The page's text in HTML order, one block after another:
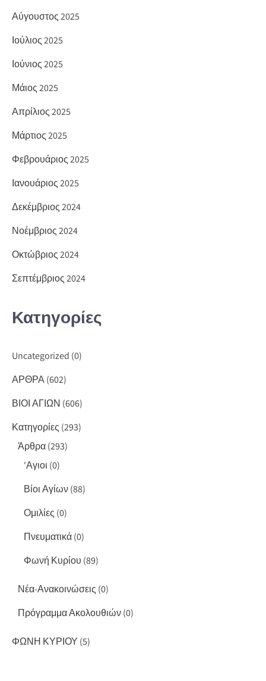
Αύγουστος 2025
Ιούλιος 2025
Ιούνιος 2025
Μάιος 2025
Απρίλιος 2025
Μάρτιος 2025
Φεβρουάριος 2025
Ιανουάριος 2025
Δεκέμβριος 2024
Νοέμβριος 2024
Οκτώβριος 2024
Σεπτέμβριος 2024
Κατηγορίες
Uncategorized (0)
ΑΡΘΡΑ(602)
ΒΙΟΙ ΑΓΙΩΝ (606)
Κατηγορίες (293)
Άρθρα(293)
'Αγιοι (0)
Βίοι Αγίων(88)
Ομιλίες (0)
Πνευματικά(0)
Φωνή Κυρίου (89)
Νέα-Ανακοινώσεις (0)
Πρόγραμμα Ακολουθιών(0)
ΦΩΝΗ ΚΥΡΙΟΥ (5)